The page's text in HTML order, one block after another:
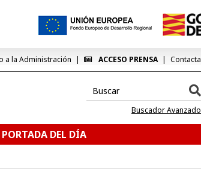
a la Administración ACCESO PRENSA Contacta
Buscador Avanzado
PORTADA DEL DÍA